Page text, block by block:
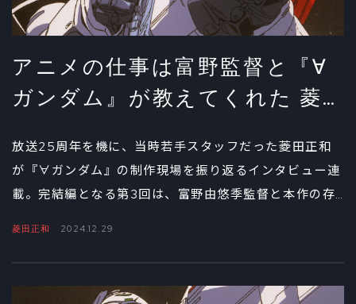
アニメの仕事は富野監督と『∀
ガンダム』が教えてくれた 菱
放送25周年を機に、当時若手スタッフだった菱田正和
が『∀ガンダム』の制作現場を振り返るインタビュー連
載。完結編となる第3回は、富野由悠季監督と本作の存
菱田正和 2024.12.29